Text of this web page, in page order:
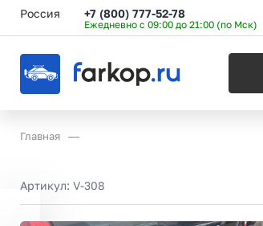
Россия +7 (800) 777-52-78
Ежедневно с 09:00 до 21:00 (по Мск)
Главная
Артикул: V-308